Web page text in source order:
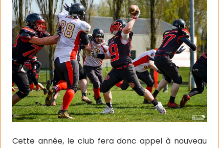
Cette année, le club fera donc appel à nouveau